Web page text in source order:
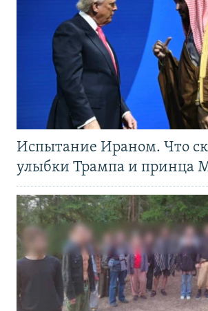
Испытание Ираном. Что
улыбки Трампа и принца